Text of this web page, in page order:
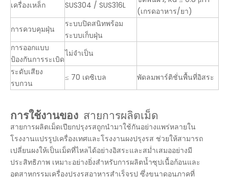
เครื่องเหล็ก SUS304 / SUS316L
(เกรดอาหาร/ยา)
การควบคุมฝุ่น
ระบบปิดสนิทพร้อม
ระบบเก็บฝุ่น
การออกแบบ
ป้องกันการระเบิด
ไม่จำเป็น
ระดับเสียง
รบกวน
≤ 70 เดซิเบล พัดลมพาร์ติชั่นพื้นที่อิสระ
การใช้งานของ สายการผลิตเม็ด
สายการผลิตเม็ดเปียกปรุงรสถูกนำมาใช้กันอย่างแพร่หลายใน
โรงงานแปรรูปเครื่องเทศและโรงงานผงปรุงรส ช่วยให้สามารถ
เปลี่ยนผงให้เป็นเม็ดที่ไหลได้อย่างอิสระและสม่ำเสมออย่างมี
ประสิทธิภาพ เหมาะอย่างยิ่งสำหรับการผลิตน้ำซุปเนื้อก้อนและ
อุตสาหกรรมเครื่องปรุงรสอาหารสำเร็จรูป ซึ่งขนาดอนุภาคที่